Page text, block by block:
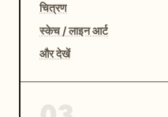
चित्रण
स्केच / लाइन आर्ट
और देखें